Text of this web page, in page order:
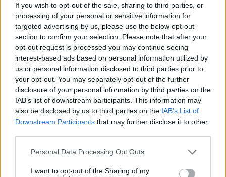
If you wish to opt-out of the sale, sharing to third parties, or
processing of your personal or sensitive information for
targeted advertising by us, please use the below opt-out
section to confirm your selection. Please note that after your
opt-out request is processed you may continue seeing
interest-based ads based on personal information utilized by
us or personal information disclosed to third parties prior to
your opt-out. You may separately opt-out of the further
disclosure of your personal information by third parties on the
IAB’s list of downstream participants. This information may
also be disclosed by us to third parties on the IAB’s List of
Downstream Participants that may further disclose it to other
Please note that this website/app uses one or more Google
not limited to your visit or usage behaviour. You may click to
Personal Data Processing Opt Outs
I want to opt-out of the Sharing of my
μετά τον γάμο της και στο τμήμα ζητούσε
08.08.2026, 09:25